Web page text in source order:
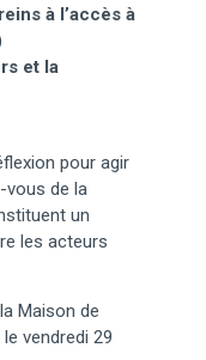
à l’accès à
et la
pour agir
vous de la
un
les acteurs
Maison de
vendredi 29